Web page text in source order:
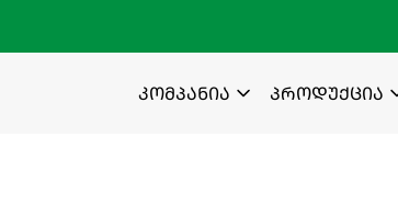
კომპანია პროდუქცია